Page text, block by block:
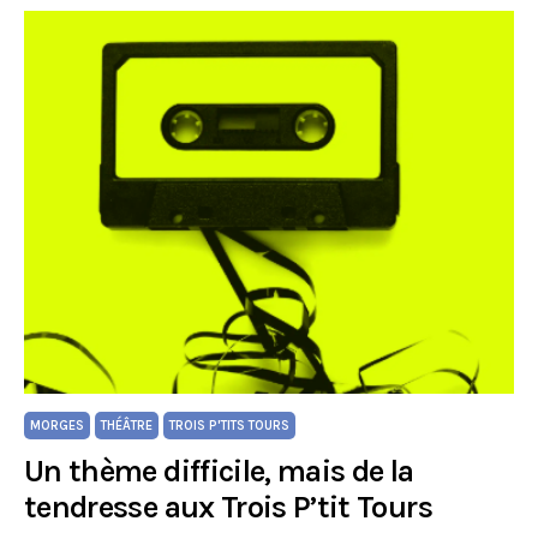
MORGES THÉÂTRE TROIS P'TITS TOURS
Un thème difficile, mais de la
tendresse aux Trois P’tit Tours